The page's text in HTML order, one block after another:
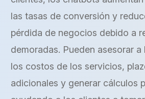
las tasas de conversión y
pérdida de negocios debido a
demoradas. Pueden asesorar
los costos de los servicios,
adicionales y generar cálculos